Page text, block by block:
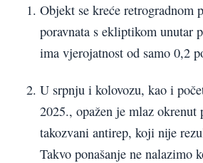
Objekt se kreće retrogradnom
poravnata s ekliptikom unutar
ima vjerojatnost od samo 0,2
U srpnju i kolovozu, kao i
2025., opažen je mlaz okrenut
takozvani antirep, koji nije
Takvo ponašanje ne nalazimo